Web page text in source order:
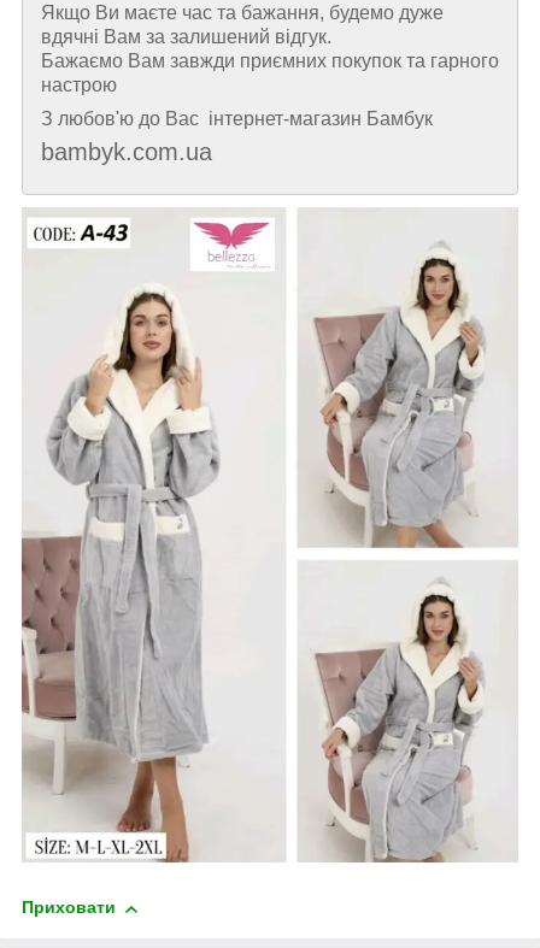
Якщо Ви маєте час та бажання, будемо дуже
вдячні Вам за залишений відгук.
Бажаємо Вам завжди приємних покупок та гарного
настрою
З любов'ю до Вас інтернет-магазин Бамбук
bambyk.com.ua
Приховати